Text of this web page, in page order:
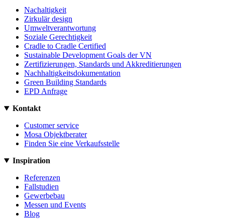
Nachaltigkeit
Zirkulär design
Umweltverantwortung
Soziale Gerechtigkeit
Cradle to Cradle Certified
Sustainable Development Goals der VN
Zertifizierungen, Standards und Akkreditierungen
Nachhaltigkeitsdokumentation
Green Building Standards
EPD Anfrage
Kontakt
Customer service
Mosa Objektberater
Finden Sie eine Verkaufsstelle
Inspiration
Referenzen
Fallstudien
Gewerbebau
Messen und Events
Blog